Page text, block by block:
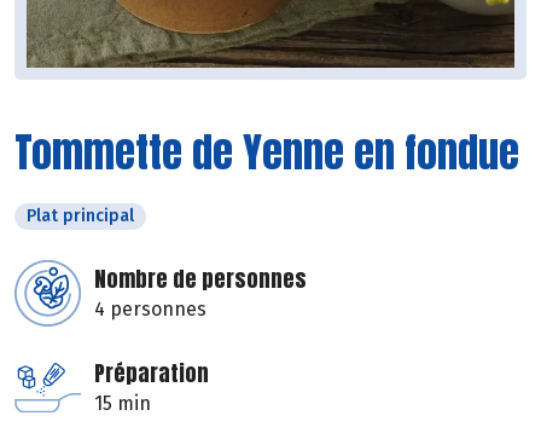
Tommette de Yenne en fondue
Plat principal
Nombre de personnes
4 personnes
Préparation
15 min